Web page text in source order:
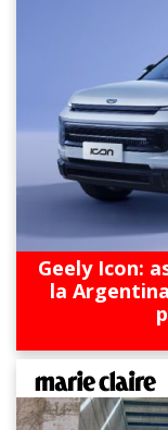
Geely Icon:
la